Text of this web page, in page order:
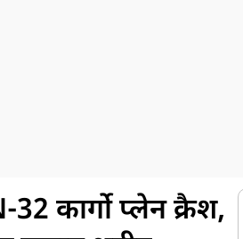
कार्गो प्लेन क्रैश,